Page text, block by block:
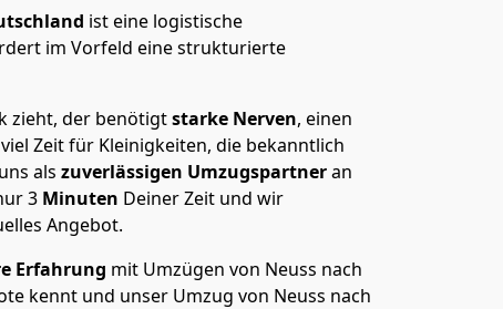
ist eine logistische
im Vorfeld eine strukturierte
zieht, der benötigtstarke Nerven, einen
Zeit für Kleinigkeiten, die bekanntlich
als zuverlässigen Umzugspartneran
3 Minuten Deiner Zeit und wir
Angebot.
Erfahrung mit Umzügen von Neuss nach
kennt und unser Umzug von Neuss nach